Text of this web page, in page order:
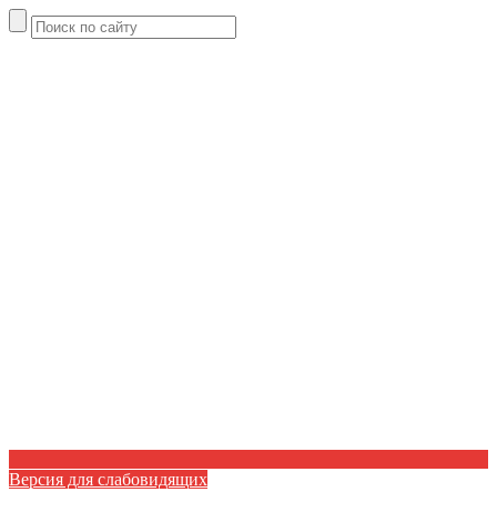
Версия для слабовидящих